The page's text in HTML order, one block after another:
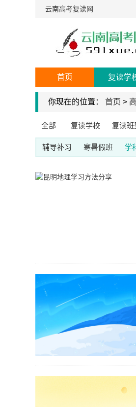
云南高考复读网
首页 复读学
你现在的位置： 首页 >
全部 复读学校 复读班
辅导补习 寒暑假班 学